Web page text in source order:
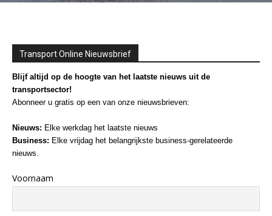
Transport Online Nieuwsbrief
Blijf altijd op de hoogte van het laatste nieuws uit de
transportsector!
Abonneer u gratis op een van onze nieuwsbrieven:
Nieuws: Elke werkdag het laatste nieuws
Business: Elke vrijdag het belangrijkste business-gerelateerde
nieuws.
Voornaam